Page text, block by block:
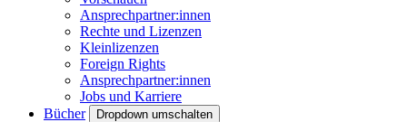
Ansprechpartner:innen
Rechte und Lizenzen
Kleinlizenzen
Foreign Rights
Ansprechpartner:innen
Jobs und Karriere
Bücher
Dropdown umschalten